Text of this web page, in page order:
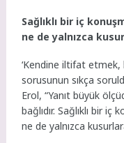
Sağlıklı bir iç
ne de yalnızca
‘Kendine iltifat etmek,
sorusunun sıkça
Erol, “Yanıt büyük
bağlıdır. Sağlıklı bir
ne de yalnızca